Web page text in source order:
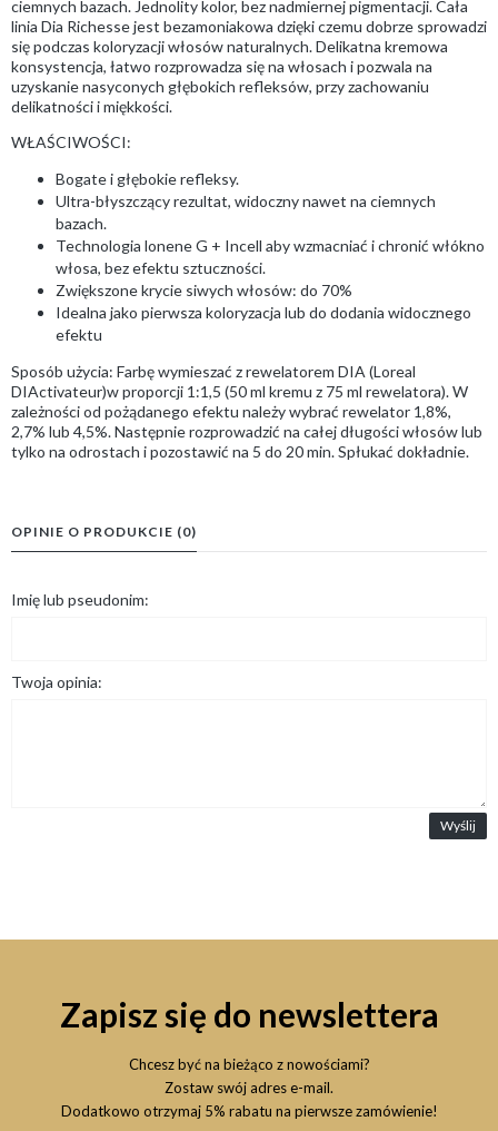
ciemnych bazach. Jednolity kolor, bez nadmiernej pigmentacji. Cała
linia Dia Richesse jest bezamoniakowa dzięki czemu dobrze sprowadzi
się podczas koloryzacji włosów naturalnych. Delikatna kremowa
konsystencja, łatwo rozprowadza się na włosach i pozwala na
uzyskanie nasyconych głębokich refleksów, przy zachowaniu
delikatności i miękkości.
WŁAŚCIWOŚCI:
Bogate i głębokie refleksy.
Ultra-błyszczący rezultat, widoczny nawet na ciemnych
bazach.
Technologia lonene G + Incell aby wzmacniać i chronić włókno
włosa, bez efektu sztuczności.
Zwiększone krycie siwych włosów: do 70%
Idealna jako pierwsza koloryzacja lub do dodania widocznego
efektu
Sposób użycia: Farbę wymieszać z rewelatorem DIA (Loreal
DIActivateur)w proporcji 1:1,5 (50 ml kremu z 75 ml rewelatora). W
zależności od pożądanego efektu należy wybrać rewelator 1,8%,
2,7% lub 4,5%. Następnie rozprowadzić na całej długości włosów lub
tylko na odrostach i pozostawić na 5 do 20 min. Spłukać dokładnie.
OPINIE O PRODUKCIE (0)
Imię lub pseudonim:
Twoja opinia:
Wyślij
Zapisz się do newslettera
Chcesz być na bieżąco z nowościami?
Zostaw swój adres e-mail.
Dodatkowo otrzymaj 5% rabatu na pierwsze zamówienie!